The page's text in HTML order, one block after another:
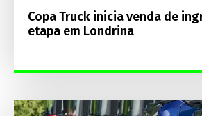
Copa Truck inicia venda de
etapa em Londrina